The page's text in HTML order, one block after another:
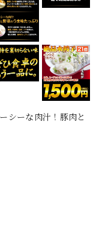
シーな肉汁！豚肉と